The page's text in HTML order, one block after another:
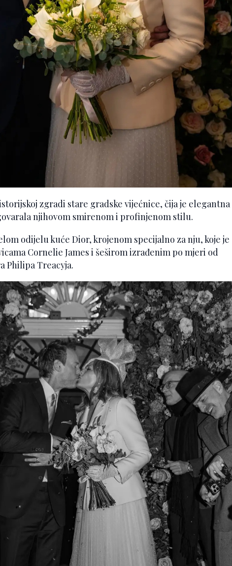
zgradi stare gradske vijećnice, čija je elegantna
njihovom smirenom i profinjenom stilu.
odijelu kuće Dior, krojenom specijalno za nju, koje je
Cornelie James i šeširom izrađenim po mjeri od
Philipa Treacyja.